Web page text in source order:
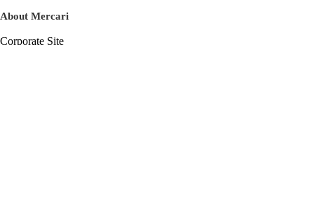
About Mercari
Corporate Site